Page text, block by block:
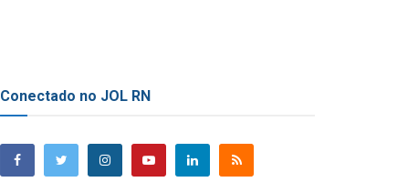
Conectado no JOL RN